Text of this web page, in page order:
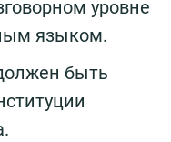
уровне
языком.
быть